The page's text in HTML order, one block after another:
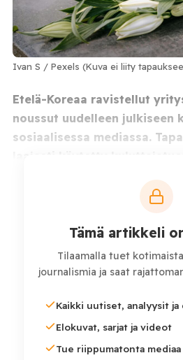
Ivan S / Pexels (Kuva ei liity
Etelä-Koreaa ravistellut
noussut uudelleen julkiseen
sosiaalisessa mediassa.
huomattavasti
Etelä-Koreassa myyty
desinfiointiaine johti yhteen
tuotteen käyttöön on
kuolemantapaustaja tuhansia
keuhkovaurioita.
Tämä artikkeli
Tilaamalla tuet
journalismia ja saat
Kaikki uutiset, analyysit
Elokuvat, sarjat ja videot
Tue riippumatonta mediaa